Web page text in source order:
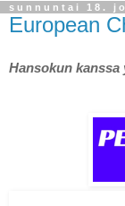
sunnuntai 18.
European
Hansokun kanssa